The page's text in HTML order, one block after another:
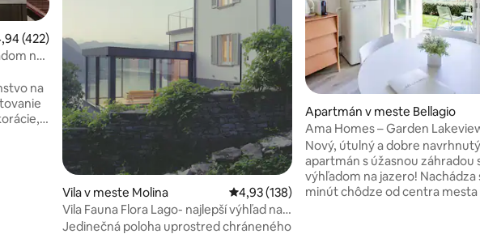
ohodnotenie 4,94 z 5, počet hodnotení: 422
(422)
na
na
Vila v meste Molina Priemerné ohodnotenie 4,93 z 5, počet
4,93 (138)
Vila Fauna Flora Lago- najlepší výhľad na
jazero - ÚPLNE NOVÉ
Jedinečná poloha uprostred chráneného
Apartmán v meste Bellagio
Ama Homes – Garden
Nový, útulný a dobre navrhnutý
apartmán s úžasnou záhradou
výhľadom na jazero! Nachádza
minút chôdze od centra mesta